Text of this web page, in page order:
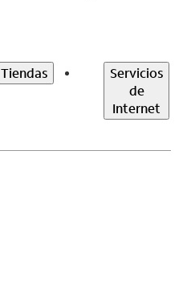
Tiendas
Servicios
de
Internet